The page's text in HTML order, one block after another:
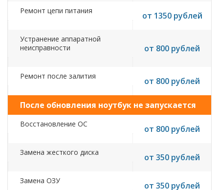
Ремонт цепи питания от 1350 рублей
Устранение аппаратной
неисправности
от 800 рублей
Ремонт после залития от 800 рублей
После обновления ноутбук не запускается
Восстановление ОС от 800 рублей
Замена жесткого диска от 350 рублей
Замена ОЗУ от 350 рублей